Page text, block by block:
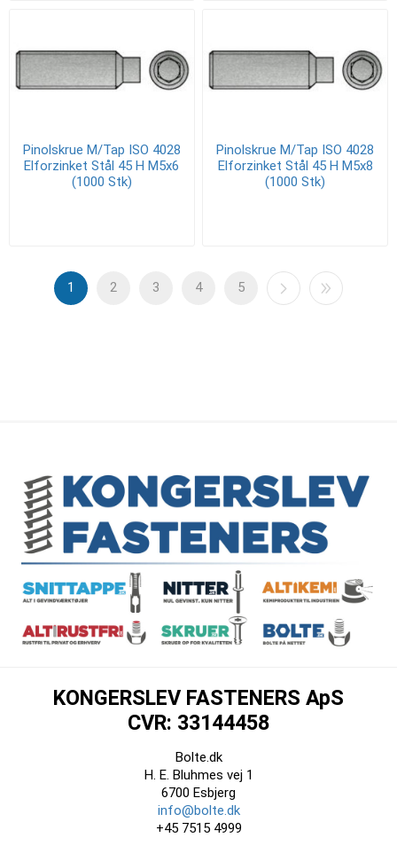
Pinolskrue M/Tap ISO 4028
Elforzinket Stål 45 H M5x6
(1000 Stk)
Pinolskrue M/Tap ISO 4028
Elforzinket Stål 45 H M5x8
(1000 Stk)
1 2 3 4 5
KONGERSLEV FASTENERS ApS
CVR: 33144458
Bolte.dk
H. E. Bluhmes vej 1
6700 Esbjerg
info@bolte.dk
+45 7515 4999